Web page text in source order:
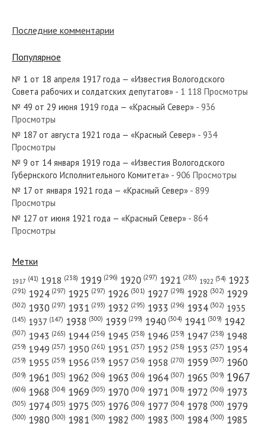
№ 247 от октября 1928 года — «Красный Север»
№ 285 от декабря 1964 года — «Красный Север»
№ 11 от января 1967 года — «Красный Север»
№ 66 от марта 1962 года — «Красный Север»
№ 151 от августа 1947 года — «Красный Север»
Последние комментарии
Популярное
№ 1 от 18 апреля 1917 года — «Известия Вологодского
Совета рабочих и солдатских депутатов» - 1 118 Просмотры
№ 49 от 29 июня 1919 года — «Красный Север» - 936
Просмотры
№ 187 от августа 1921 года — «Красный Север» - 934
Просмотры
№ 9 от 14 января 1919 года — «Известия Вологодского
Губернского Исполнительного Комитета» - 906 Просмотры
№ 17 от января 1921 года — «Красный Север» - 899
Просмотры
№ 127 от июня 1921 года — «Красный Север» - 864
Просмотры
Метки
1917 (41) 1918 (238) 1919 (296) 1920 (297) 1921 (285) 1922 (54) 1923
(291) 1924 (297) 1925 (297) 1926 (301) 1927 (298) 1928 (302) 1929
(302) 1930 (297) 1931 (293) 1932 (295) 1933 (296) 1934 (302) 1935
(145) 1937 (147) 1938 (300) 1939 (299) 1940 (304) 1941 (309) 1942
(307) 1943 (265) 1944 (256) 1945 (258) 1946 (259) 1947 (258) 1948
(259) 1949 (257) 1950 (261) 1951 (257) 1952 (258) 1953 (257) 1954
(259) 1955 (259) 1956 (259) 1957 (256) 1958 (270) 1959 (307) 1960
(309) 1961 (305) 1962 (306) 1963 (306) 1964 (307) 1965 (309) 1967
(606) 1968 (304) 1969 (305) 1970 (306) 1971 (308) 1972 (306) 1973
(305) 1974 (305) 1975 (305) 1976 (306) 1977 (304) 1978 (300) 1979
(300) 1980 (300) 1981 (300) 1982 (300) 1983 (300) 1984 (300) 1985